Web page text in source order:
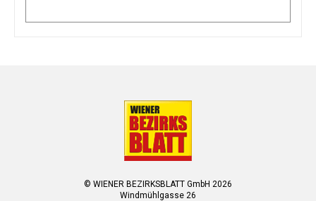
© WIENER BEZIRKSBLATT GmbH 2026
Windmühlgasse 26